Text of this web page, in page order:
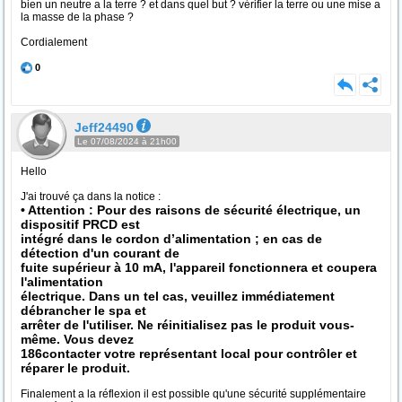
bien un neutre a la terre ? et dans quel but ? vérifier la terre ou une mise a
la masse de la phase ?
Cordialement
0
Jeff24490
Le 07/08/2024 à 21h00
Hello
J'ai trouvé ça dans la notice :
• Attention : Pour des raisons de sécurité électrique, un
dispositif PRCD est
intégré dans le cordon d’alimentation ; en cas de
détection d'un courant de
fuite supérieur à 10 mA, l'appareil fonctionnera et coupera
l'alimentation
électrique. Dans un tel cas, veuillez immédiatement
débrancher le spa et
arrêter de l'utiliser. Ne réinitialisez pas le produit vous-
même. Vous devez
186contacter votre représentant local pour contrôler et
réparer le produit.
Finalement a la réflexion il est possible qu'une sécurité supplémentaire